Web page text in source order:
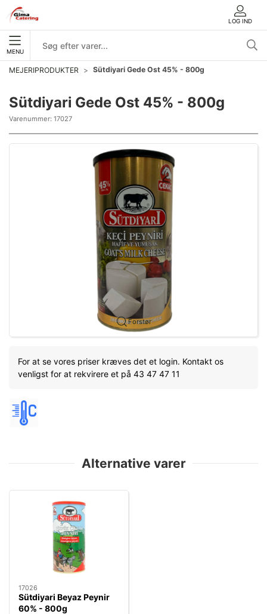
LOG IND
MENU
MEJERIPRODUKTER Sütdiyari Gede Ost 45% - 800g
Sütdiyari Gede Ost 45% - 800g
Varenummer: 17027
Forstør
For at se vores priser kræves det et login. Kontakt os
venligst for at rekvirere et på 43 47 47 11
Alternative varer
17026
Sütdiyari Beyaz Peynir
60% - 800g